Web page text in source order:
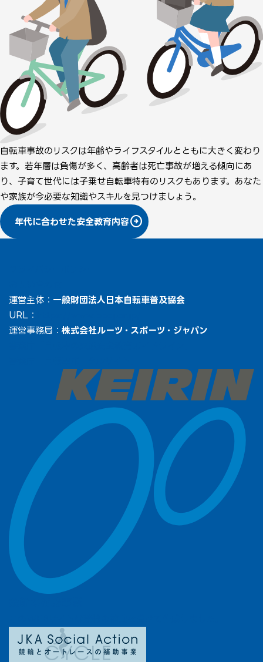
自転車事故のリスクは年齢やライフスタイルとともに大きく変わり
ます。若年層は負傷が多く、高齢者は死亡事故が増える傾向にあ
り、子育て世代には子乗せ自転車特有のリスクもあります。あなた
や家族が今必要な知識やスキルを見つけましょう。
年代に合わせた安全教育内容arrow_circle_right
運営主体： 一般財団法人日本自転車普及協会
URL：
運営事務局： 株式会社ルーツ・スポーツ・ジャパン